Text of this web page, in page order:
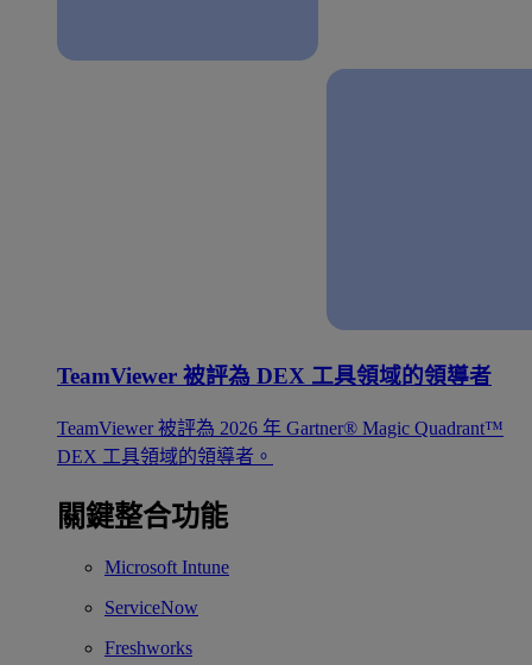
TeamViewer 被評為 DEX 工具領域的領導者
TeamViewer 被評為 2026 年 Gartner® Magic Quadrant™
DEX 工具領域的領導者。
關鍵整合功能
Microsoft Intune
ServiceNow
Freshworks